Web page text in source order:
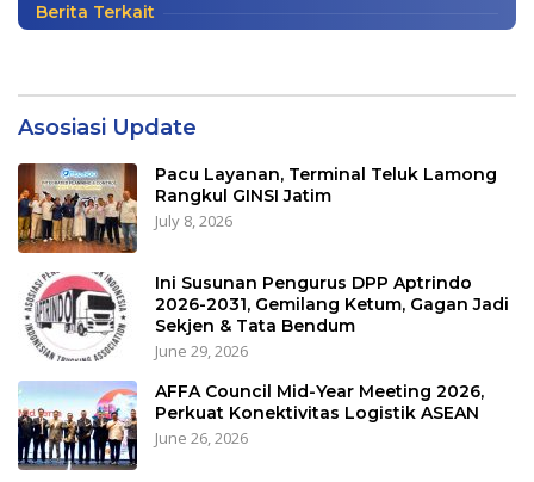
Berita Terkait
Asosiasi Update
Pacu Layanan, Terminal Teluk Lamong
Rangkul GINSI Jatim
July 8, 2026
Ini Susunan Pengurus DPP Aptrindo
2026-2031, Gemilang Ketum, Gagan Jadi
Sekjen & Tata Bendum
June 29, 2026
AFFA Council Mid-Year Meeting 2026,
Perkuat Konektivitas Logistik ASEAN
June 26, 2026